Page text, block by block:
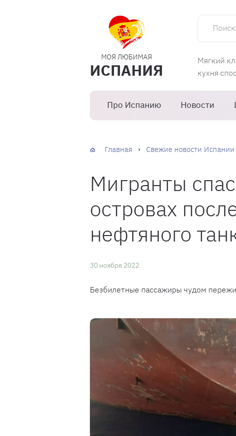
МОЯ ЛЮБИМАЯ
ИСПАНИЯ
Поиск
Мягкий
кухня
Про Испанию Новости
Главная Свежие новости
Мигранты
островах
нефтяного
30 ноября 2022
Безбилетные пассажиры чудом